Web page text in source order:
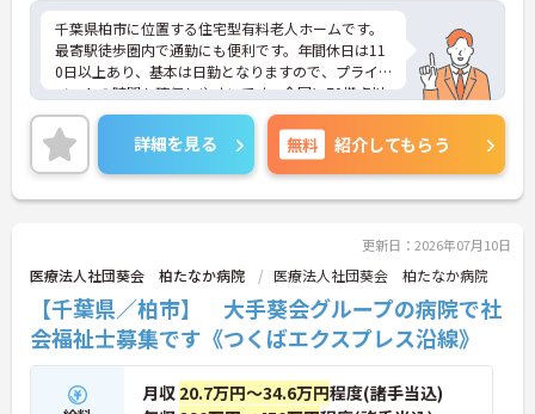
・訪問スケジュールに沿って施設内でのケアを行う
ため、月平均の残業時間は5時間から7時間程度とか
なり少なめに抑えられます
・夜勤明けの翌日は原則としてお休みとなるシフト
編成が組まれており、しっかりと休息を取りながら
長期的な就業が可能です
＜評価制度でキャリアアップ＞
・介護福祉士や初任者研修などの資格や実務経験、
夜勤回数がしっかりと給与に反映されるためモチベ
ーションを維持できます
職へ昇格する事例も多数あり、腰を据えて長期的な
キャリア形成が可能です
千葉県柏市に位置する住宅型有料老人ホームです。
最寄駅徒歩圏内で通勤にも便利です。年間休日は11
0日以上あり、基本は日勤となりますので、プライ
ベートの時間も確保しやすいです。全国に70拠点以
上を展開、毎年新拠点を展開している成長企業で安
定感も抜群です。ご興味をお持ちの方はお気軽にお
問い合わせください。
詳細を見る 無料 紹介してもらう
更新日：2026年07月10日
医療法人社団葵会 柏たなか病院 医療法人社団葵会 柏たなか病院
【千葉県／柏市】 大手葵会グループの病院で社
会福祉士募集です《つくばエクスプレス沿線》
月収 20.7万円～34.6万円程度(諸手当込)